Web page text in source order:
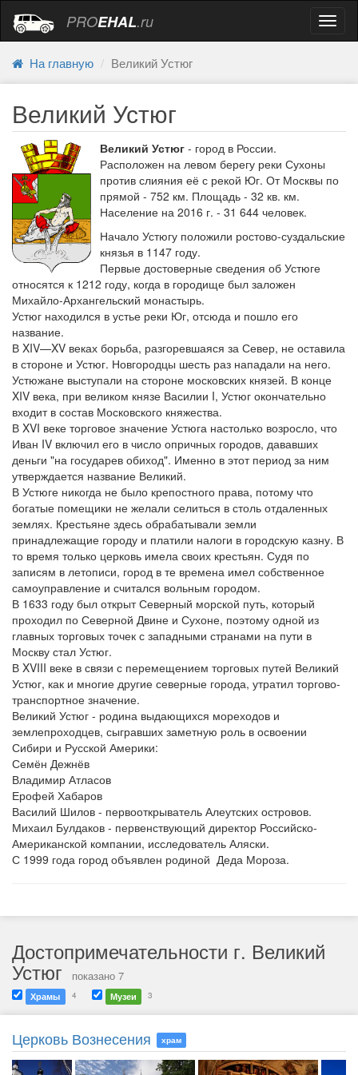
PROEHAL.ru
На главную Великий Устюг
Великий Устюг
Великий Устюг - город в России.
Расположен на левом берегу реки Сухоны
против слияния её с рекой Юг. От Москвы по
прямой - 752 км. Площадь - 32 кв. км.
Население на 2016 г. - 31 644 человек.
Начало Устюгу положили ростово-суздальские
князья в 1147 году.
Первые достоверные сведения об Устюге
относятся к 1212 году, когда в городище был заложен
Михайло-Архангельский монастырь.
Устюг находился в устье реки Юг, отсюда и пошло его
название.
В XIV—XV веках борьба, разгоревшаяся за Север, не оставила
в стороне и Устюг. Новгородцы шесть раз нападали на него.
Устюжане выступали на стороне московских князей. В конце
XIV века, при великом князе Василии I, Устюг окончательно
входит в состав Московского княжества.
В XVI веке торговое значение Устюга настолько возросло, что
Иван IV включил его в число опричных городов, дававших
деньги "на государев обиход". Именно в этот период за ним
утверждается название Великий.
В Устюге никогда не было крепостного права, потому что
богатые помещики не желали селиться в столь отдаленных
землях. Крестьяне здесь обрабатывали земли
принадлежащие городу и платили налоги в городскую казну. В
то время только церковь имела своих крестьян. Судя по
записям в летописи, город в те времена имел собственное
самоуправление и считался вольным городом.
В 1633 году был открыт Северный морской путь, который
проходил по Северной Двине и Сухоне, поэтому одной из
главных торговых точек с западными странами на пути в
Москву стал Устюг.
В XVIII веке в связи с перемещением торговых путей Великий
Устюг, как и многие другие северные города, утратил торгово-
транспортное значение.
Великий Устюг - родина выдающихся мореходов и
землепроходцев, сыгравших заметную роль в освоении
Сибири и Русской Америки:
Семён Дежнёв
Владимир Атласов
Ерофей Хабаров
Василий Шилов - первооткрыватель Алеутских островов.
Михаил Булдаков - первенствующий директор Российско-
Американской компании, исследователь Аляски.
С 1999 года город объявлен родиной Деда Мороза.
Достопримечательности г. Великий
Устюг показано 7
Храмы 4 Музеи 3
Церковь Вознесения храм